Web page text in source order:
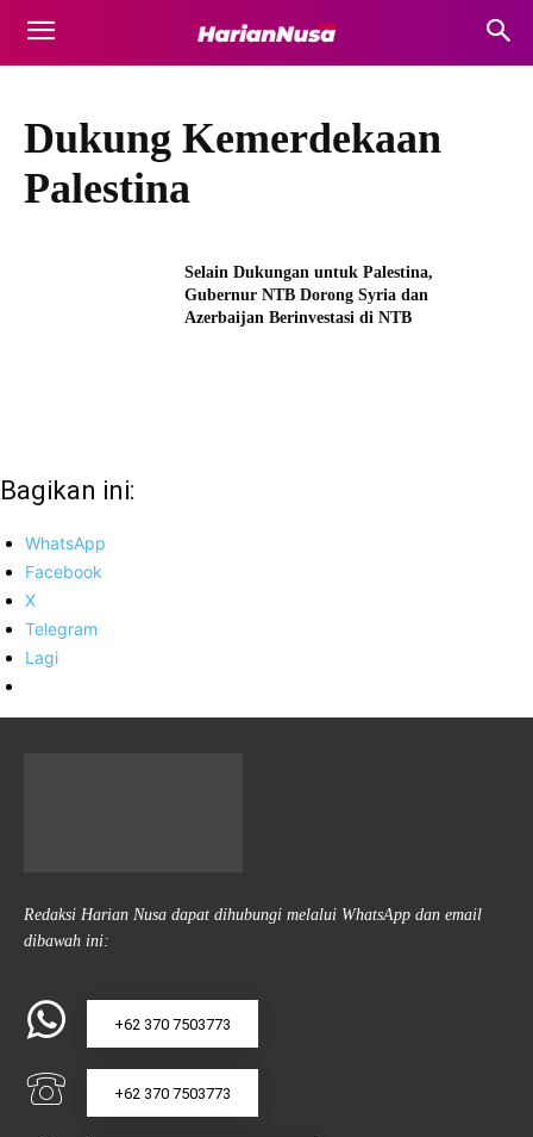
Dukung Kemerdekaan
Palestina
Selain Dukungan untuk Palestina,
Gubernur NTB Dorong Syria dan
Azerbaijan Berinvestasi di NTB
Bagikan ini:
WhatsApp
Facebook
X
Telegram
Lagi
Redaksi Harian Nusa dapat dihubungi melalui WhatsApp dan email
dibawah ini:
+62 370 7503773
+62 370 7503773